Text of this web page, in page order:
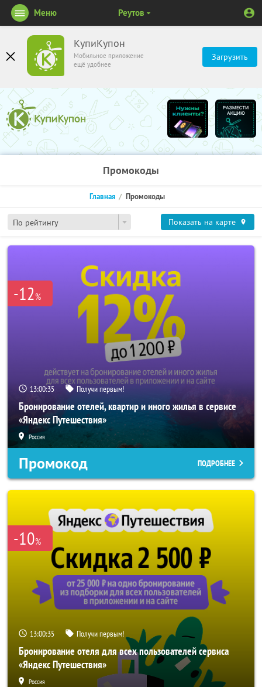
КупиКупон
Мобильное приложение
ещё удобнее
Загрузить
Меню Реутов
Промокоды
По рейтингу
Главная Промокоды
Показать на карте
-12%
13:00:33 Получи первым!
Бронирование отелей, квартир и иного жилья в сервисе
«Яндекс Путешествия»
Россия
Промокод ПОДРОБНЕЕ
-10%
13:00:33 Получи первым!
Бронирование отеля для всех пользователей сервиса
«Яндекс Путешествия»
Россия